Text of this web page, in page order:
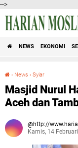
-->
NEWS EKONOMI
› News › Syiar
Masjid Nurul
Aceh dan
http://
Kamis, 14